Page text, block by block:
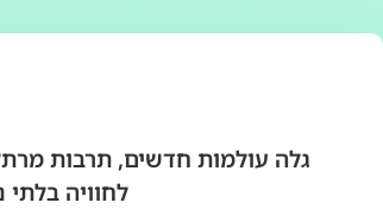
גלה עולמות חדשים, תרבות
לחוויה